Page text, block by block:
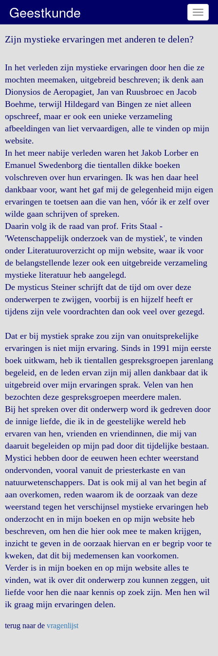
Toggle
Geestkunde
Zijn mystieke ervaringen met anderen te delen?
In het verleden zijn mystieke ervaringen door hen die ze
mochten meemaken, uitgebreid beschreven; ik denk aan
Dionysios de Aeropagiet, Jan van Ruusbroec en Jacob
Boehme, terwijl Hildegard van Bingen ze niet alleen
opschreef, maar er ook een unieke verzameling
afbeeldingen van liet vervaardigen, alle te vinden op mijn
website.
In het meer nabije verleden waren het Jakob Lorber en
Emanuel Swedenborg die tientallen dikke boeken
volschreven over hun ervaringen. Ik was hen daar heel
dankbaar voor, want het gaf mij de gelegenheid mijn eigen
ervaringen te toetsen aan die van hen, vóór ik er zelf over
wilde gaan schrijven of spreken.
Daarin volg ik de raad van prof. Frits Staal -
'Wetenschappelijk onderzoek van de mystiek', te vinden
onder Literatuuroverzicht op mijn website, waar ik voor
de belangstellende lezer ook een uitgebreide verzameling
mystieke literatuur heb aangelegd.
De mysticus Steiner schrijft dat de tijd om over deze
onderwerpen te zwijgen, voorbij is en hijzelf heeft er
tijdens zijn vele voordrachten dan ook veel over gezegd.
Dat er bij mystiek sprake zou zijn van onuitsprekelijke
ervaringen is niet mijn ervaring. Sinds in 1991 mijn eerste
boek uitkwam, heb ik tientallen gespreksgroepen jarenlang
begeleid, en de leden ervan zijn mij allen dankbaar dat ik
uitgebreid over mijn ervaringen sprak. Velen van hen
bezochten deze gespreksgroepen meerdere malen.
Bij het spreken over dit onderwerp word ik gedreven door
de innige liefde, die ik in de geestelijke wereld heb
ervaren van hen, vrienden en vriendinnen, die mij van
daaruit begeleiden op mijn pad door dit tijdelijke bestaan.
Mystici hebben door de eeuwen heen echter weerstand
ondervonden, vooral vanuit de priesterkaste en van
natuurwetenschappers. Dat is ook mij al van het begin af
aan overkomen, reden waarom ik de oorzaak van deze
weerstand tegen het verschijnsel mystieke ervaringen heb
onderzocht en in mijn boeken en op mijn website heb
beschreven, om hen die hier ook mee te maken krijgen,
inzicht te geven in de oorzaak hiervan en er begrip voor te
kweken, dat dit bij medemensen kan voorkomen.
Verder is in mijn boeken en op mijn website alles te
vinden, wat ik over dit onderwerp zou kunnen zeggen, uit
liefde voor hen die naar kennis op zoek zijn. Men hen wil
ik graag mijn ervaringen delen.
terug naar de vragenlijst